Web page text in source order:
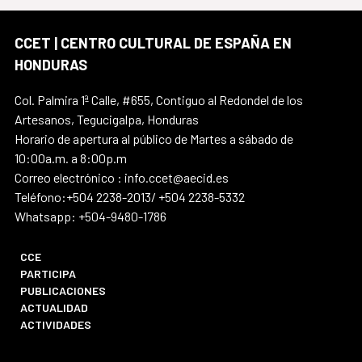
CCET | CENTRO CULTURAL DE ESPAÑA EN
HONDURAS
Col. Palmira 1ª Calle, #655, Contiguo al Redondel de los
Artesanos, Tegucigalpa, Honduras
Horario de apertura al público de Martes a sábado de
10:00a.m. a 8:00p.m
Correo electrónico : info.ccet@aecid.es
Teléfono:+504 2238-2013/ +504 2238-5332
Whatsapp: +504-9480-1786
CCE
PARTICIPA
PUBLICACIONES
ACTUALIDAD
ACTIVIDADES